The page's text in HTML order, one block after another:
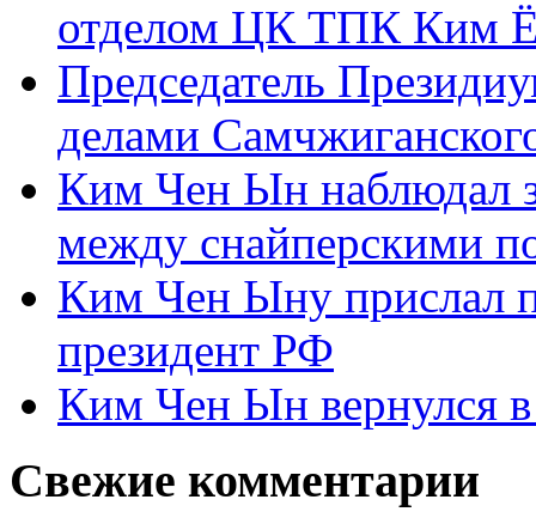
отделом ЦК ТПК Ким
Председатель
делами
Ким Чен Ын наблюдал
между снайперскими
Ким Чен Ыну прислал
президент РФ
Ким Чен Ын вернулся
Свежие комментарии